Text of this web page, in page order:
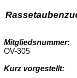
Mitgliedsnummer:
OV-305
Kurz vorgestellt: